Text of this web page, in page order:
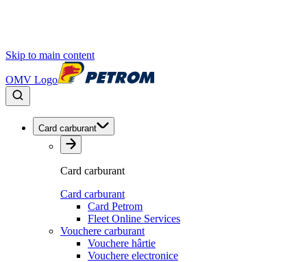
Skip to main content
OMV Logo
Card carburant
Card carburant
Card carburant
Card Petrom
Fleet Online Services
Vouchere carburant
Vouchere hârtie
Vouchere electronice